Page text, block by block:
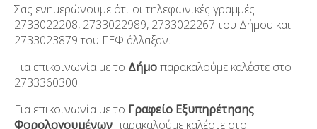
Σας ενημερώνουμε ότι οι τηλεφωνικές γραμμές
2733022208, 2733022989, 2733022267 του Δήμου και
2733023879 του ΓΕΦ άλλαξαν.
Για επικοινωνία με το Δήμοπαρακαλούμε καλέστε στο
2733360300.
Για επικοινωνία με το Γραφείο Εξυπηρέτησης
Φορολογουμένωνπαρακαλούμε καλέστε στο